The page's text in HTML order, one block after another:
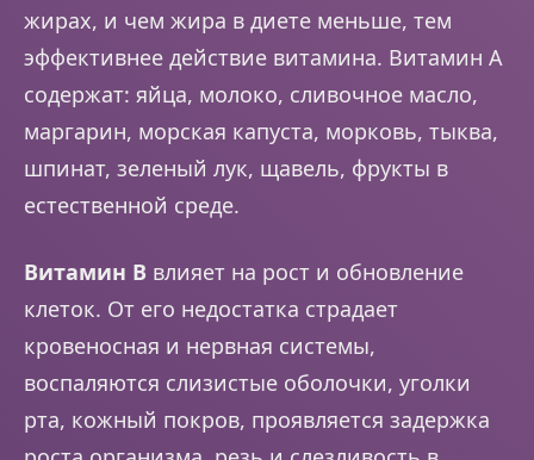
жирах, и чем жира в диете меньше, тем
эффективнее действие витамина. Витамин A
содержат: яйца, молоко, сливочное масло,
маргарин, морская капуста, морковь, тыква,
шпинат, зеленый лук, щавель, фрукты в
естественной среде.
Витамин B влияет на рост и обновление
клеток. От его недостатка страдает
кровеносная и нервная системы,
воспаляются слизистые оболочки, уголки
рта, кожный покров, проявляется задержка